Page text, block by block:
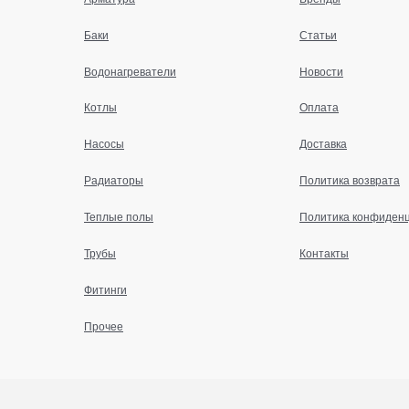
Баки
Водонагреватели
Котлы
Насосы
Радиаторы
Теплые полы
Трубы
Фитинги
Прочее
Статьи
Новости
Оплата
Доставка
Политика возврата
Политика
Контакты